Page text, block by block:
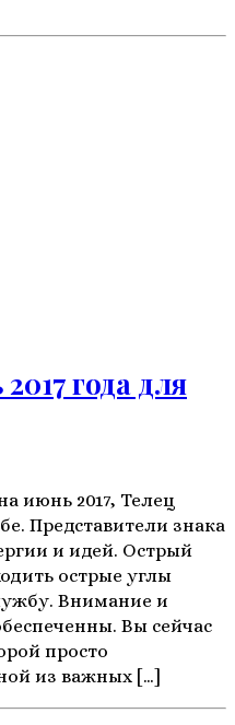
года для
июнь 2017, Телец
Представители знака
и идей. Острый
острые углы
Внимание и
Вы сейчас
просто
из важных […]